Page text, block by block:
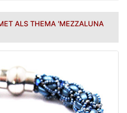
ALS THEMA 'MEZZALUNA